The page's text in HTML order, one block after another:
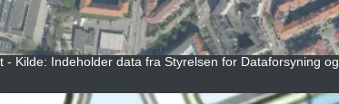
Kilde: Indeholder data fra Styrelsen for Dataforsyning